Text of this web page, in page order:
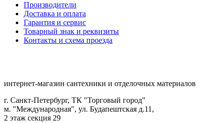
Производители
Доставка и оплата
Гарантия и сервис
Товарный знак и реквизиты
Контакты и схема проезда
интернет-магазин сантехники и отделочных материалов
г. Санкт-Петербург, ТК "Торговый город"
м. "Международная", ул. Будапештская д.11,
2 этаж секция 29